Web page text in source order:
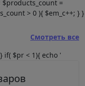
$products_count =
> 0 ){ $em_c++; } }
Смотреть все
if( $pr < 1){ echo '